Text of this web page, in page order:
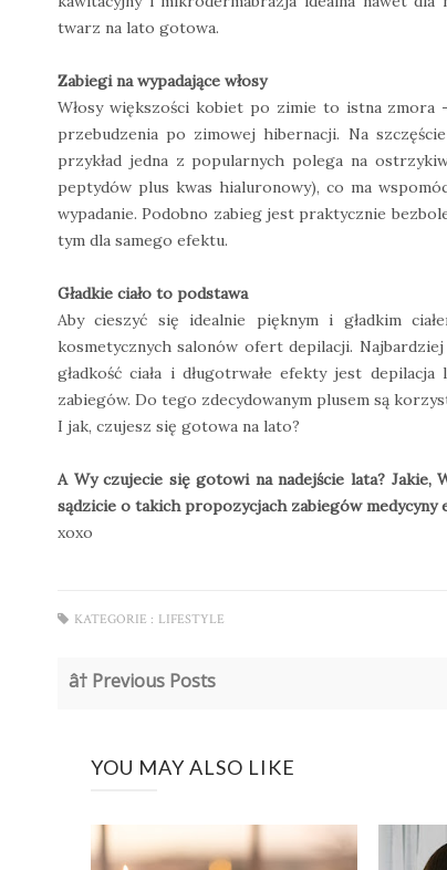
twarz na lato gotowa.
Zabiegi na wypadające włosy
Włosy większości kobiet po zimie to istna zmora
przebudzenia po zimowej hibernacji. Na
przykład jedna z popularnych polega na
peptydów plus kwas hialuronowy), co ma
wypadanie. Podobno zabieg jest praktycznie
tym dla samego efektu.
Gładkie ciało to podstawa
Aby cieszyć się idealnie pięknym i gładkim
kosmetycznych salonów ofert depilacji.
gładkość ciała i długotrwałe efekty jest
zabiegów. Do tego zdecydowanym plusem są
I jak, czujesz się gotowa na lato?
A Wy czujecie się gotowi na nadejście lata? Jakie,
sądzicie o takich propozycjach zabiegów medycyny
xoxo
KATEGORIE : LIFESTYLE
â† Previous Posts
YOU MAY ALSO LIKE